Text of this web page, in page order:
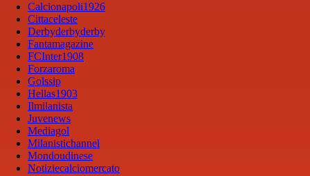
Calcionapoli1926
Cittaceleste
Derbyderbyderby
Fantamagazine
FCInter1908
Forzaroma
Golssip
Hellas1903
Ilmilanista
Juvenews
Mediagol
Milanistichannel
Mondoudinese
Notiziecalciomercato